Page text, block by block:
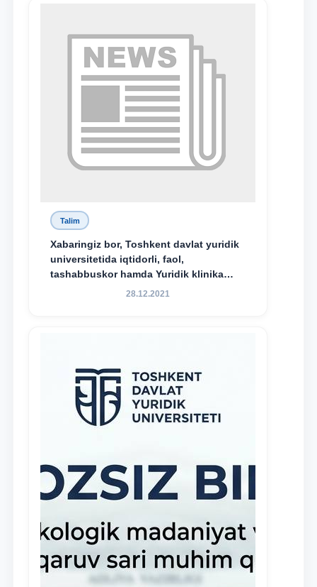
bo‘ldi.
Talim
Xabaringiz bor, Toshkent davlat yuridik
universitetida iqtidorli, faol,
tashabbuskor hamda Yuridik klinika
faoliyatida o‘z bilim va ko‘nikmalarini
28.12.2021